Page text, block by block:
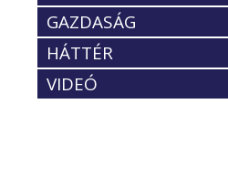
GAZDASÁG
HÁTTÉR
VIDEÓ